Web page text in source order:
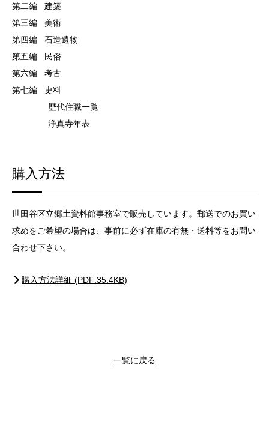
第二編 建築
第三編 美術
第四編 石造遺物
第五編 民俗
第六編 考古
第七編 史料
歴代住職一覧
浄真寺年表
購入方法
世田谷区立郷土資料館事務室で販売しています。郵送でのお買い
求めをご希望の場合は、事前に必ず在庫の有無・送料等をお問い
合わせ下さい。
購入方法詳細 (PDF:35.4KB)
一覧に戻る